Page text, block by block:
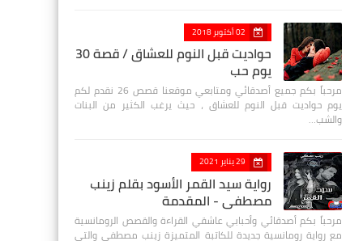
02 أكتوبر 2018
حواديت قبل النوم للعشاق / قصة 30
يوم حب
مرحباً بكم جميع أصدقائي ومتابعي موقعنا قصص 26 نقدم لكم
يوم حواديت قبل النوم للعشاق ، حيث يرغب الكثير من البنات
والشب…
29 يناير 2021
رواية سيد القمر الأسود بقلم زينب
مصطفي - المقدمة
مرحباً بكم أصدقائي وأحبابي عاشقي القراءة والقصص الرومانسية
مع رواية رومانسية جديدة للكاتبة المتميزة زينب مصطفى والتي